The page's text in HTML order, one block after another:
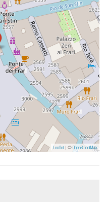
Leaflet | ©OpenStreetMap